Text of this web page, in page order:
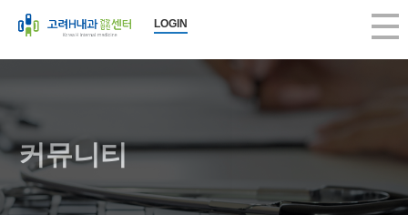
LOGIN
커뮤니티